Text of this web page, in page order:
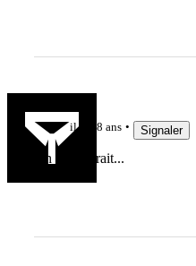
il y a 8 ans Signaler
On s'y croirait...